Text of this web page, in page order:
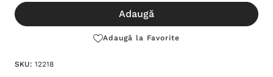
te!
Stocul
Adaugă
Adaugă la Favorite
SKU: 12218